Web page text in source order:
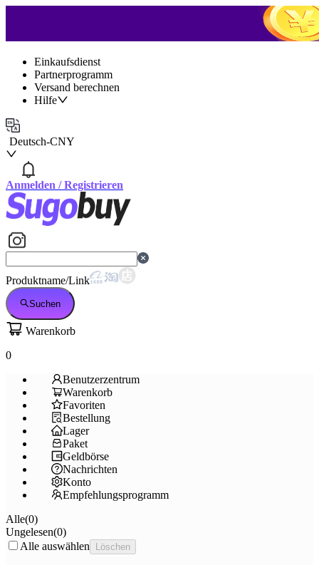
Einkaufsdienst
Partnerprogramm
Versand berechnen
Hilfe
Deutsch-CNY
Anmelden /Registrieren
Produktname/Link
Suchen
Warenkorb
0
Benutzerzentrum
Warenkorb
Favoriten
Bestellung
Lager
Paket
Geldbörse
Nachrichten
Konto
Empfehlungsprogramm
Alle(0)
Ungelesen(0)
Alle auswählen
Löschen